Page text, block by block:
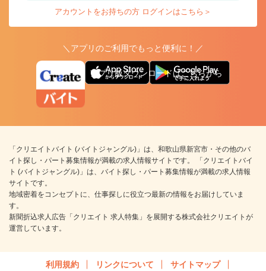
アカウントをお持ちの方 ログインはこちら＞
＼アプリのご利用でもっと便利に！／
アプリ版ダウンロードはこちらから
「クリエイトバイト (バイトジャングル)」は、和歌山県新宮市・その他のバ
イト探し・パート募集情報が満載の求人情報サイトです。 「クリエイトバイ
ト (バイトジャングル)」は、バイト探し・パート募集情報が満載の求人情報
サイトです。
地域密着をコンセプトに、仕事探しに役立つ最新の情報をお届けしていま
す。
新聞折込求人広告「クリエイト 求人特集」を展開する株式会社クリエイトが
運営しています。
利用規約 リンクについて サイトマップ